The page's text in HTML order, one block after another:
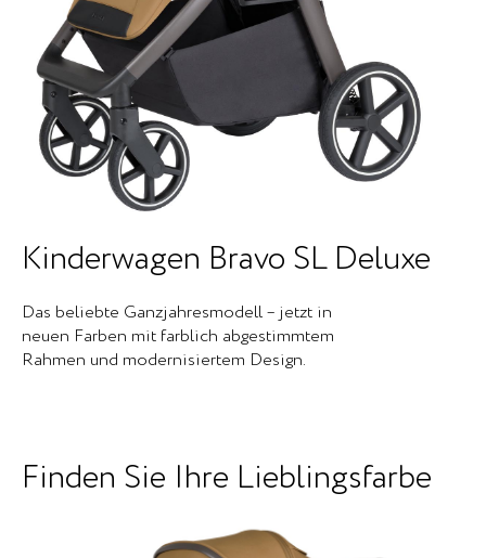
Kinderwagen Bravo SL Deluxe
Das beliebte Ganzjahresmodell – jetzt in
neuen Farben mit farblich abgestimmtem
Rahmen und modernisiertem Design.
Finden Sie Ihre Lieblingsfarbe